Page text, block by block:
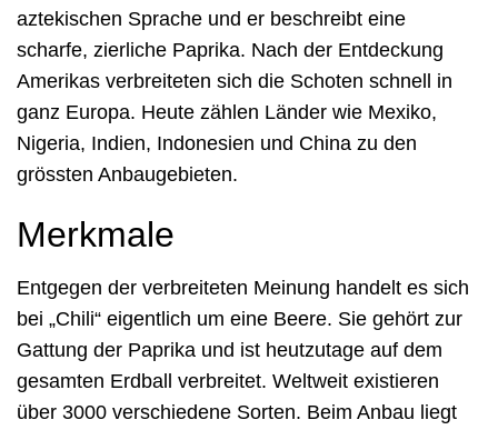
aztekischen Sprache und er beschreibt eine
scharfe, zierliche Paprika. Nach der Entdeckung
Amerikas verbreiteten sich die Schoten schnell in
ganz Europa. Heute zählen Länder wie Mexiko,
Nigeria, Indien, Indonesien und China zu den
grössten Anbaugebieten.
Merkmale
Entgegen der verbreiteten Meinung handelt es sich
bei „Chili“ eigentlich um eine Beere. Sie gehört zur
Gattung der Paprika und ist heutzutage auf dem
gesamten Erdball verbreitet. Weltweit existieren
über 3000 verschiedene Sorten. Beim Anbau liegt